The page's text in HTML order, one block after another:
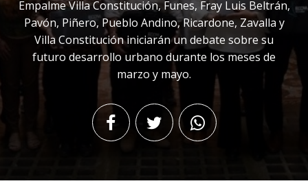
Empalme Villa Constitución, Funes, Fray Luis Beltrán,
Pavón, Piñero, Pueblo Andino, Ricardone, Zavalla y
Villa Constitución iniciarán un debate sobre su
futuro desarrollo urbano durante los meses de
marzo y mayo.